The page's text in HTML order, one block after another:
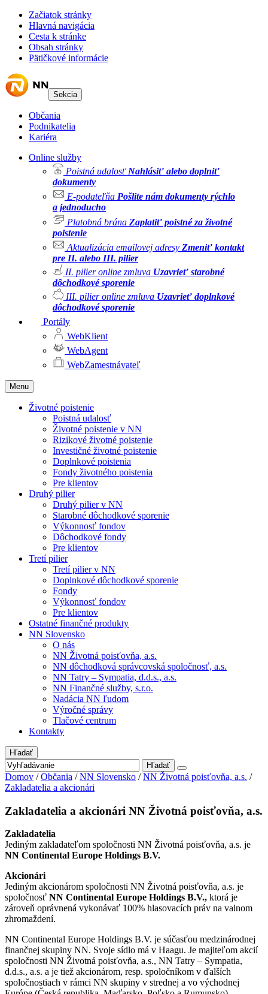
Začiatok stránky
Hlavná navigácia
Cesta k stránke
Obsah stránky
Pätičkové informácie
Sekcia
Občania
Podnikatelia
Kariéra
Online služby
Poistná udalosť Nahlásiť alebo doplniť
dokumenty
E-podateľňa Pošlite nám dokumenty rýchlo
a jednoducho
Platobná brána Zaplatiť poistné za životné
poistenie
Aktualizácia emailovej adresy Zmeniť kontakt
pre II. alebo III. pilier
II. pilier online zmluva Uzavrieť starobné
dôchodkové sporenie
III. pilier online zmluva Uzavrieť doplnkové
dôchodkové sporenie
Portály
WebKlient
WebAgent
WebZamestnávateľ
Menu
Životné poistenie
Poistná udalosť
Životné poistenie v NN
Rizikové životné poistenie
Investičné životné poistenie
Doplnkové poistenia
Fondy životného poistenia
Pre klientov
Druhý pilier
Druhý pilier v NN
Starobné dôchodkové sporenie
Výkonnosť fondov
Dôchodkové fondy
Pre klientov
Tretí pilier
Tretí pilier v NN
Doplnkové dôchodkové sporenie
Fondy
Výkonnosť fondov
Pre klientov
Ostatné finančné produkty
NN Slovensko
O nás
NN Životná poisťovňa, a.s.
NN dôchodková správcovská spoločnosť, a.s.
NN Tatry – Sympatia, d.d.s., a.s.
NN Finančné služby, s.r.o.
Nadácia NN ľudom
Výročné správy
Tlačové centrum
Kontakty
Hľadať
Hľadať
Domov / Občania / NN Slovensko / NN Životná poisťovňa, a.s. /
Zakladatelia a akcionári
Zakladatelia a akcionári NN Životná poisťovňa, a.s.
Zakladatelia
Jediným zakladateľom spoločnosti NN Životná poisťovňa, a.s. je
NN Continental Europe Holdings B.V.
Akcionári
Jediným akcionárom spoločnosti NN Životná poisťovňa, a.s. je
spoločnosť NN Continental Europe Holdings B.V., ktorá je
zároveň oprávnená vykonávať 100% hlasovacích práv na valnom
zhromaždení.
NN Continental Europe Holdings B.V. je súčasťou medzinárodnej
finančnej skupiny NN. Svoje sídlo má v Haagu. Je majiteľom akcií
spoločnosti NN Životná poisťovňa, a.s., NN Tatry – Sympatia,
d.d.s., a.s. a je tiež akcionárom, resp. spoločníkom v ďalších
spoločnostiach v rámci NN skupiny v strednej a vo východnej